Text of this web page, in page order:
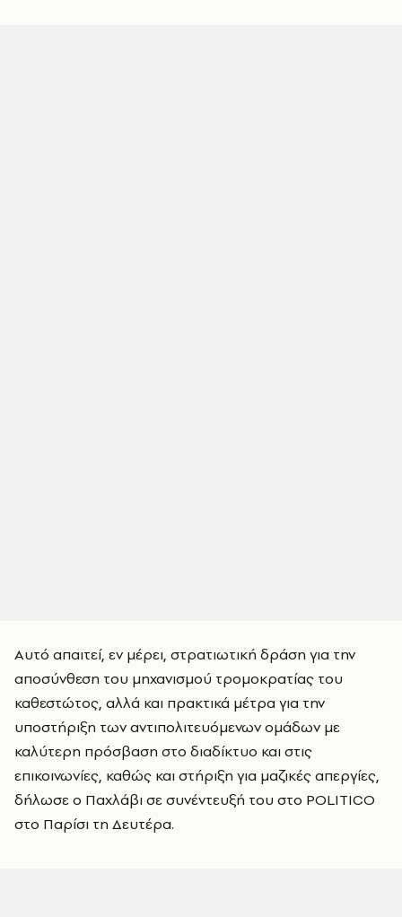
Αυτό απαιτεί, εν μέρει, στρατιωτική δράση για την
αποσύνθεση του μηχανισμού τρομοκρατίας του
καθεστώτος, αλλά και πρακτικά μέτρα για την
υποστήριξη των αντιπολιτευόμενων ομάδων με
καλύτερη πρόσβαση στο διαδίκτυο και στις
επικοινωνίες, καθώς και στήριξη για μαζικές απεργίες,
δήλωσε ο Παχλάβι σε συνέντευξή του στο POLITICO
στο Παρίσι τη Δευτέρα.